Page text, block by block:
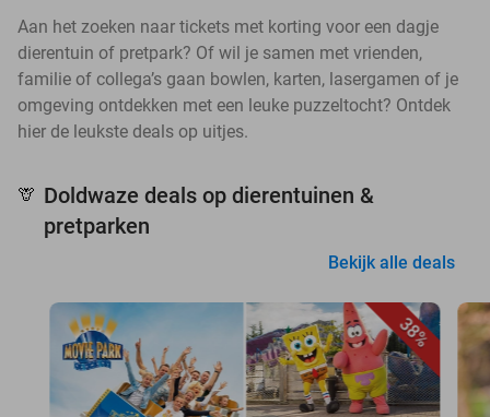
Aan het zoeken naar tickets met korting voor een dagje
dierentuin of pretpark? Of wil je samen met vrienden,
familie of collega’s gaan bowlen, karten, lasergamen of je
omgeving ontdekken met een leuke puzzeltocht? Ontdek
hier de leukste deals op uitjes.
🦒 Doldwaze deals op dierentuinen &
pretparken
Bekijk alle deals
38%